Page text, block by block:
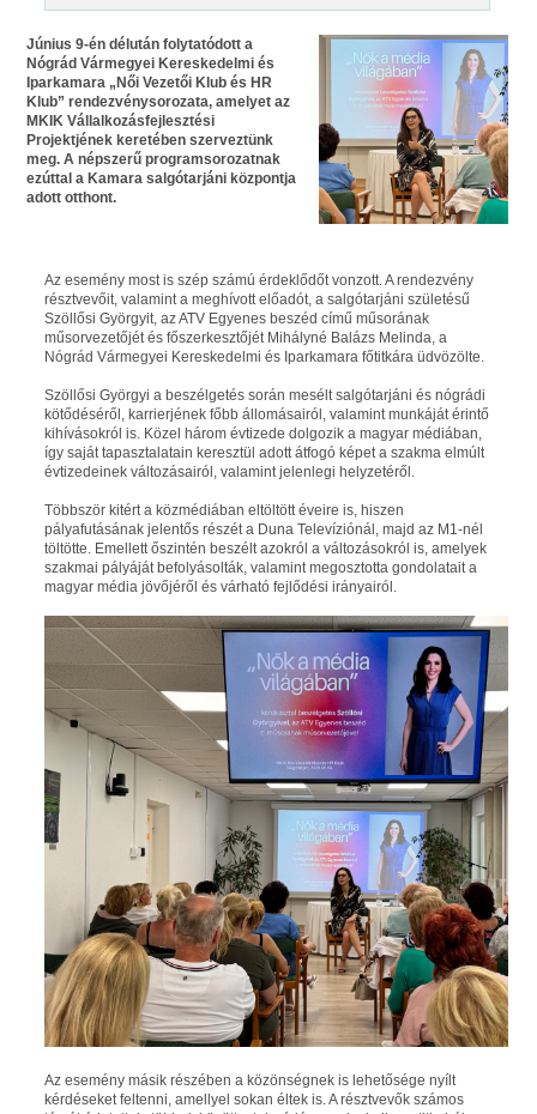
Június 9-én délután folytatódott a
Nógrád Vármegyei Kereskedelmi és
Iparkamara „Női Vezetői Klub és HR
Klub” rendezvénysorozata, amelyet az
MKIK Vállalkozásfejlesztési
Projektjének keretében szerveztünk
meg. A népszerű programsorozatnak
ezúttal a Kamara salgótarjáni központja
adott otthont.
Az esemény most is szép számú érdeklődőt vonzott. A rendezvény
résztvevőit, valamint a meghívott előadót, a salgótarjáni születésű
Szöllősi Györgyit, az ATV Egyenes beszéd című műsorának
műsorvezetőjét és főszerkesztőjét Mihályné Balázs Melinda, a
Nógrád Vármegyei Kereskedelmi és Iparkamara főtitkára üdvözölte.
Szöllősi Györgyi a beszélgetés során mesélt salgótarjáni és nógrádi
kötődéséről, karrierjének főbb állomásairól, valamint munkáját érintő
kihívásokról is. Közel három évtizede dolgozik a magyar médiában,
így saját tapasztalatain keresztül adott átfogó képet a szakma elmúlt
évtizedeinek változásairól, valamint jelenlegi helyzetéről.
Többször kitért a közmédiában eltöltött éveire is, hiszen
pályafutásának jelentős részét a Duna Televíziónál, majd az M1-nél
töltötte. Emellett őszintén beszélt azokról a változásokról is, amelyek
szakmai pályáját befolyásolták, valamint megosztotta gondolatait a
magyar média jövőjéről és várható fejlődési irányairól.
Az esemény másik részében a közönségnek is lehetősége nyílt
kérdéseket feltenni, amellyel sokan éltek is. A résztvevők számos